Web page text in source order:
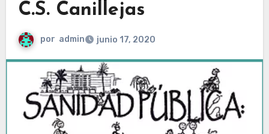
C.S. Canillejas
por admin junio 17, 2020